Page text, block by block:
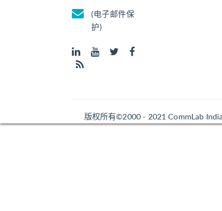
(电子邮件保
护)
版权所有©2000 - 2021 CommLab